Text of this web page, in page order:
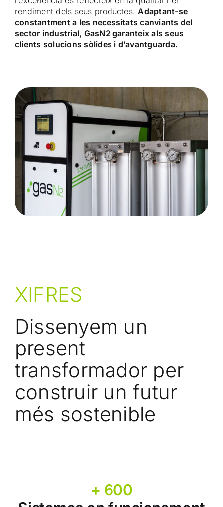
rendiment dels seus productes.Adaptant-se
constantment a les necessitats canviants del
sector industrial, GasN2 garanteix als seus
clients solucions sòlides i d’avantguarda.
XIFRES
Dissenyem un
present
transformador per
construir un futur
més sostenible
+ 600